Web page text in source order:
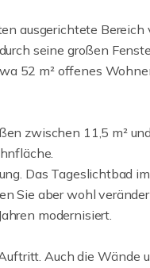
ausgerichtete Bereich
seine großen
52 m² offenes
zwischen 11,5 m²
Das Tageslichtbad
Sie aber wohl
modernisiert.
Auch die Wände